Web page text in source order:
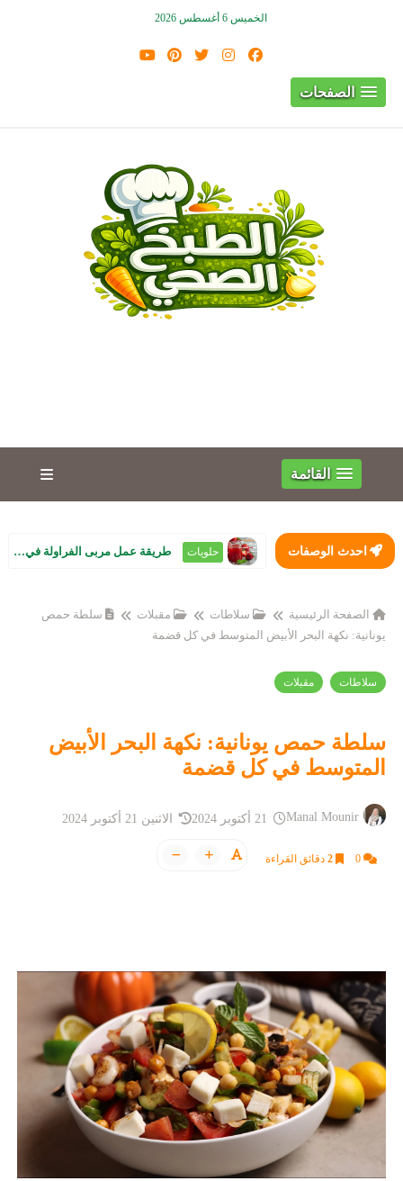
الخميس 6 أغسطس 2026
الصفحات
القائمة
احدث الوصفات حلويات طريقة عمل مربى الفراولة في البيت زي الجاهزة بالظبط.. لون أحمر وقوام تقيل ...
الصفحة الرئيسية سلاطات مقبلات
سلطة حمص
يونانية: نكهة البحر الأبيض المتوسط في كل قضمة
سلاطات مقبلات
سلطة حمص يونانية: نكهة البحر الأبيض
المتوسط في كل قضمة
Manal Mounir الاثنين 21 أكتوبر 2024
0
2 دقائق القراءة